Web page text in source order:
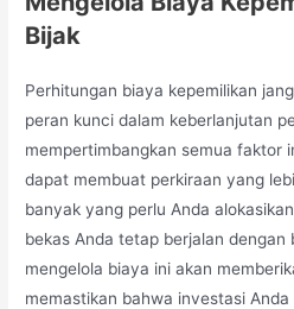
Bijak
Perhitungan biaya kepemilikan
peran kunci dalam keberlanjutan
mempertimbangkan semua faktor
dapat membuat perkiraan yang
banyak yang perlu Anda
bekas Anda tetap berjalan dengan
mengelola biaya ini akan
memastikan bahwa investasi